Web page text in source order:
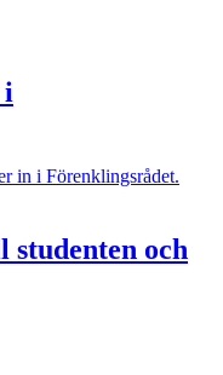
i
in i Förenklingsrådet.
och